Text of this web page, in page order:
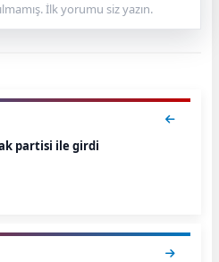
İlk yorumu siz yazın.
partisi ile girdi